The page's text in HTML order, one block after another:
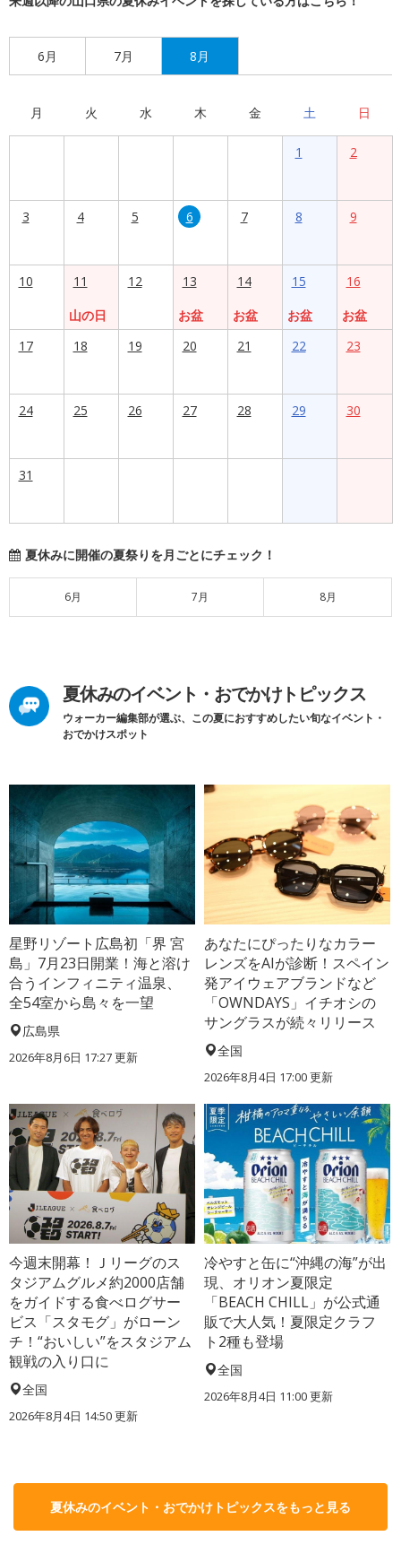
6月 7月 8月
月 火 水 木 金 土 日
1 2
3 4 5 6 7 8 9
10
11
山の日
12
13
お盆
14
お盆
15
お盆
16
お盆
17
18 19 20 21 22 23
24 25 26 27 28 29 30
31
夏休みに開催の夏祭りを月ごとにチェック！
6月 7月 8月
夏休みのイベント・おでかけトピックス
ウォーカー編集部が選ぶ、この夏におすすめしたい旬なイベント・
おでかけスポット
星野リゾート広島初「界 宮
島」7月23日開業！海と溶け
合うインフィニティ温泉、
全54室から島々を一望
広島県
2026年8月6日 17:27更新
あなたにぴったりなカラー
レンズをAIが診断！スペイン
発アイウェアブランドなど
「OWNDAYS」イチオシの
サングラスが続々リリース
全国
2026年8月4日 17:00更新
今週末開幕！Ｊリーグのス
タジアムグルメ約2000店舗
をガイドする食べログサー
ビス「スタモグ」がローン
チ！“おいしい”をスタジアム
観戦の入り口に
全国
2026年8月4日 14:50更新
冷やすと缶に“沖縄の海”が出
現、オリオン夏限定
「BEACH CHILL」が公式通
販で大人気！夏限定クラフ
ト2種も登場
全国
2026年8月4日 11:00更新
夏休みのイベント・おでかけトピックスをもっと見る